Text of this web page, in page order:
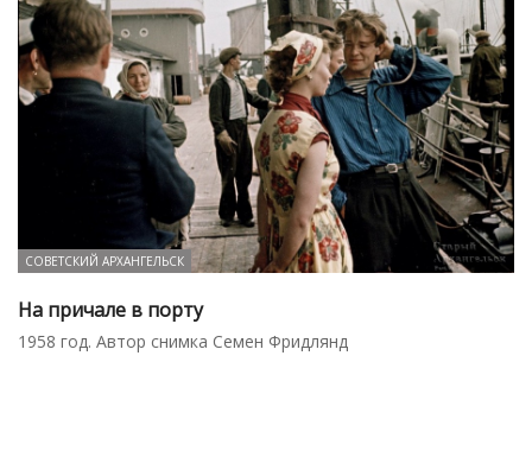
СОВЕТСКИЙ АРХАНГЕЛЬСК
На причале в порту
1958 год. Автор снимка Семен Фридлянд